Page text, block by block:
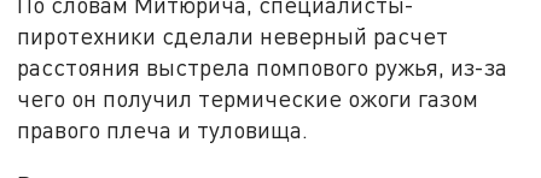
пиротехники сделали неверный расчет
расстояния выстрела помпового ружья, из-за
чего он получил термические ожоги газом
правого плеча и туловища.